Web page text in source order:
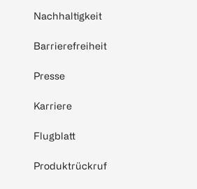
Nachhaltigkeit
Barrierefreiheit
Presse
Karriere
Flugblatt
Produktrückruf